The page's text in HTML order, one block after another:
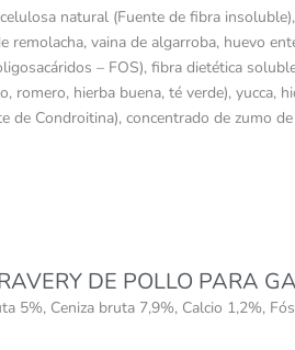
natural (Fuente de fibra
vaina de algarroba, huevo
– FOS), fibra dietética
romero, hierba buena, té verde), yucca,
de Condroitina), concentrado de zumo
DE POLLO PARA
5%, Ceniza bruta 7,9%, Calcio 1,2%,